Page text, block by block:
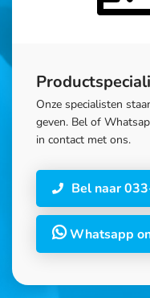
Onze specialisten
geven. Bel of
in contact met ons.
Bel naar
Whatsapp